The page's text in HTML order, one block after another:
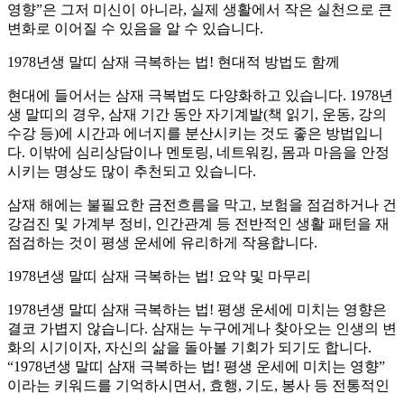
영향”은 그저 미신이 아니라, 실제 생활에서 작은 실천으로 큰
변화로 이어질 수 있음을 알 수 있습니다.
1978년생 말띠 삼재 극복하는 법! 현대적 방법도 함께
현대에 들어서는 삼재 극복법도 다양화하고 있습니다. 1978년
생 말띠의 경우, 삼재 기간 동안 자기계발(책 읽기, 운동, 강의
수강 등)에 시간과 에너지를 분산시키는 것도 좋은 방법입니
다. 이밖에 심리상담이나 멘토링, 네트워킹, 몸과 마음을 안정
시키는 명상도 많이 추천되고 있습니다.
삼재 해에는 불필요한 금전흐름을 막고, 보험을 점검하거나 건
강검진 및 가계부 정비, 인간관계 등 전반적인 생활 패턴을 재
점검하는 것이 평생 운세에 유리하게 작용합니다.
1978년생 말띠 삼재 극복하는 법! 요약 및 마무리
1978년생 말띠 삼재 극복하는 법! 평생 운세에 미치는 영향은
결코 가볍지 않습니다. 삼재는 누구에게나 찾아오는 인생의 변
화의 시기이자, 자신의 삶을 돌아볼 기회가 되기도 합니다.
“1978년생 말띠 삼재 극복하는 법! 평생 운세에 미치는 영향”
이라는 키워드를 기억하시면서, 효행, 기도, 봉사 등 전통적인